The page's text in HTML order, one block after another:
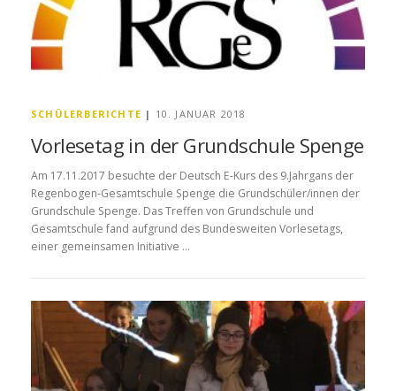
SCHÜLERBERICHTE | 10. JANUAR 2018
Vorlesetag in der Grundschule Spenge
Am 17.11.2017 besuchte der Deutsch E-Kurs des 9.Jahrgans der
Regenbogen-Gesamtschule Spenge die Grundschüler/innen der
Grundschule Spenge. Das Treffen von Grundschule und
Gesamtschule fand aufgrund des Bundesweiten Vorlesetags,
einer gemeinsamen Initiative …